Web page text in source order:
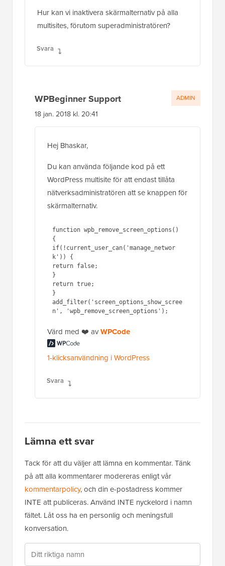
Hur kan vi inaktivera skärmalternativ på alla
multisites, förutom superadministratören?
Svara
WPBeginner Support
18 jan. 2018 kl. 20:41
Hej Bhaskar,
Du kan använda följande kod på ett
WordPress multisite för att endast tillåta
nätverksadministratören att se knappen för
skärmalternativ.
function wpb_remove_screen_options()
{
if(!current_user_can('manage_networ
k')) {
return false;
}
return true;
}
add_filter('screen_options_show_scree
Värd med ❤️ avWPCode
1-klicksanvändning i WordPress
Svara
ADMIN
Lämna ett svar
Tack för att du väljer att lämna en kommentar. Tänk
på att alla kommentarer modereras enligt vår
kommentarpolicy, och din e-postadress kommer
INTE att publiceras. Använd INTE nyckelord i namn
fältet. Låt oss ha en personlig och meningsfull
konversation.